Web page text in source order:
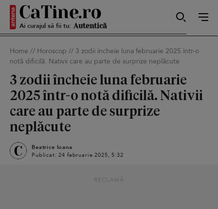
Ai curajul să fii tu: Sexy
Smart
Sensibilă
Home // Horoscop // 3 zodii încheie luna februarie 2025 într-o
notă dificilă. Nativii care au parte de surprize neplăcute
3 zodii încheie luna februarie
2025 într-o notă dificilă. Nativii
care au parte de surprize
neplăcute
Beatrice Ioana
Publicat: 24 februarie 2025, 5:32
RECLAMĂ